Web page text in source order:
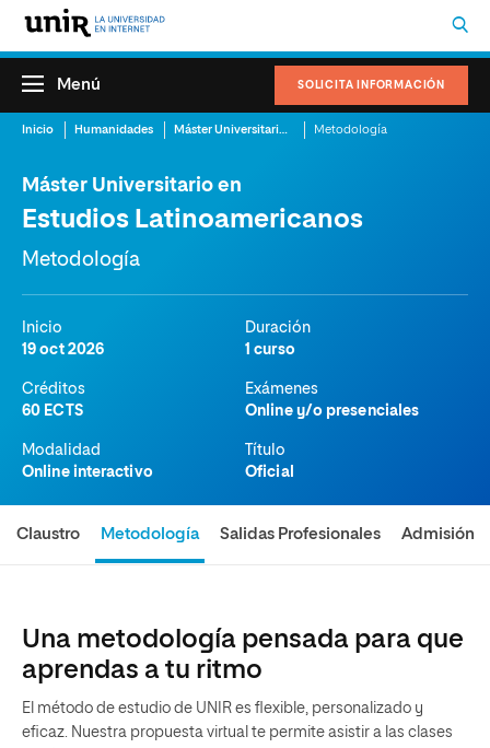
SOLICITA INFORMACIÓN
Menú
Inicio Humanidades Máster Universitario en Estudios Latinoamericanos Metodología
Máster Universitario en
Estudios Latinoamericanos
Metodología
Inicio
19 oct 2026
Duración
1 curso
Créditos
60 ECTS
Exámenes
Online y/o presenciales
Modalidad
Online interactivo
Título
Oficial
Claustro Metodología Salidas Profesionales Admisión
Una metodología pensada para que
aprendas a tu ritmo
El método de estudio de UNIR es flexible, personalizado y
eficaz. Nuestra propuesta virtual te permite asistir a las clases